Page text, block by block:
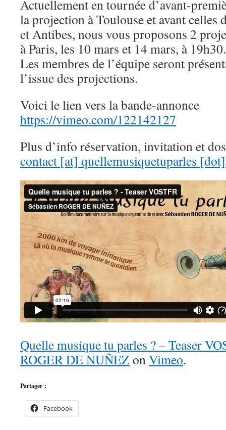
Actuellement en tournée d’avant-
la projection à Toulouse et avant celles
et Antibes, nous vous proposons 2
à Paris, les 10 mars et 14 mars, à 19h30.
Les membres de l’équipe seront
l’issue des projections.
Voici le lien vers la bande-annonce
https://vimeo.com/122142127
Plus d’info réservation, invitation et
contact [at] quellemusiquetuparles
Quelle musique tu parles ? – Teaser
ROGER DE NUÑEZ onVimeo.
Partager :
Facebook